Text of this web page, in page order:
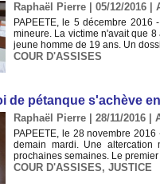
Raphaël Pierre | 05/12/2016
PAPEETE, le 5 décembre
mineure. La victime n'avait que
jeune homme de 19 ans. Un
COUR D'ASSISES
de pétanque s'achève
Raphaël Pierre | 28/11/2016
PAPEETE, le 28 novembre
demain mardi. Une
prochaines semaines. Le
COUR D'ASSISES, JUSTICE